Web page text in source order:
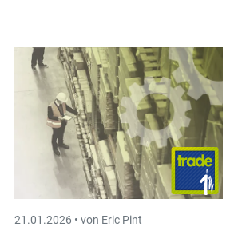
21.01.2026 • von Eric Pint